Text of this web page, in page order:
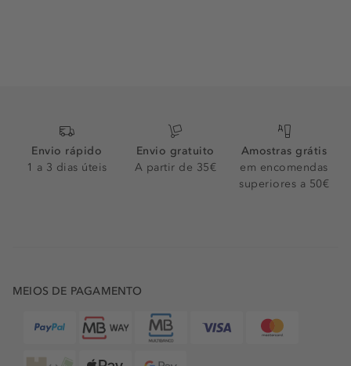
Envio rápido
1 a 3 dias úteis
Envio gratuito
A partir de 35€
Amostras grátis
em encomendas
superiores a 50€
MEIOS DE PAGAMENTO